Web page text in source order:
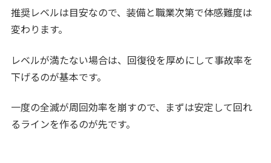
推奨レベルは目安なので、装備と職業次第で体感難度は
変わります。
レベルが満たない場合は、回復役を厚めにして事故率を
下げるのが基本です。
一度の全滅が周回効率を崩すので、まずは安定して回れ
るラインを作るのが先です。